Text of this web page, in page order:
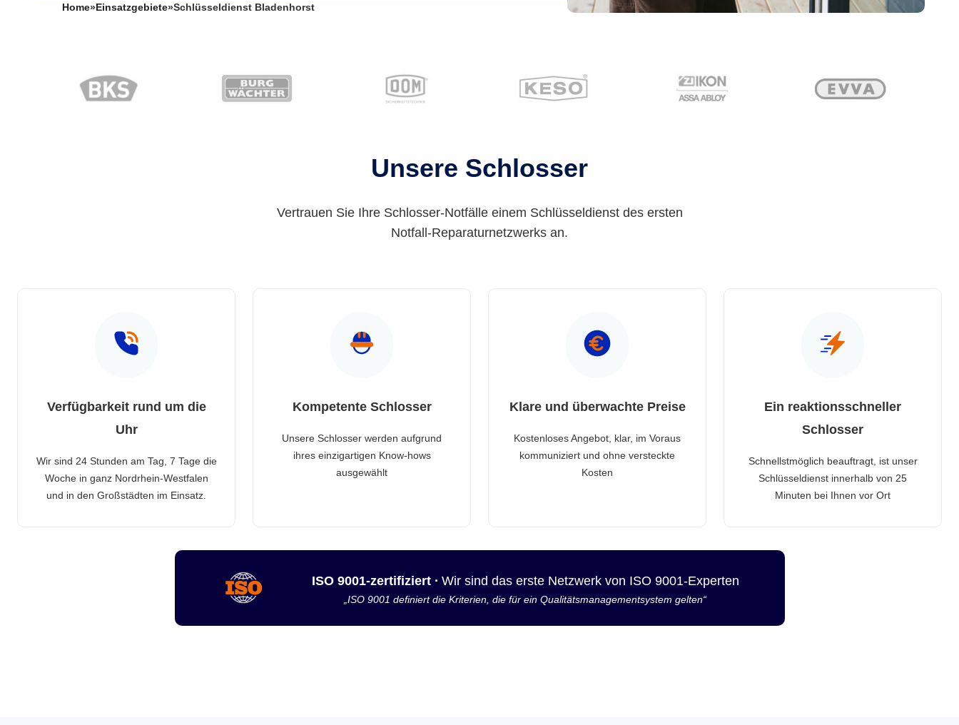
Home» Einsatzgebiete»Schlüsseldienst Bladenhorst
Unsere Schlosser
Vertrauen Sie Ihre Schlosser-Notfälle einem Schlüsseldienst des ersten
Notfall-Reparaturnetzwerks an.
Verfügbarkeit rund um die
Uhr
Wir sind 24 Stunden am Tag, 7 Tage die
Woche in ganz Nordrhein-Westfalen
und in den Großstädten im Einsatz.
Kompetente Schlosser
Unsere Schlosser werden aufgrund
ihres einzigartigen Know-hows
ausgewählt
Klare und überwachte Preise
Kostenloses Angebot, klar, im Voraus
kommuniziert und ohne versteckte
Kosten
Ein reaktionsschneller
Schlosser
Schnellstmöglich beauftragt, ist unser
Schlüsseldienst innerhalb von 25
Minuten bei Ihnen vor Ort
ISO 9001-zertifiziert · Wir sind das erste Netzwerk von ISO 9001-Experten
„ISO 9001 definiert die Kriterien, die für ein Qualitätsmanagementsystem gelten“